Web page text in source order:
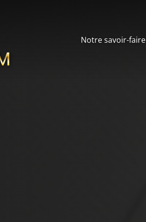
Notre savoir-faire